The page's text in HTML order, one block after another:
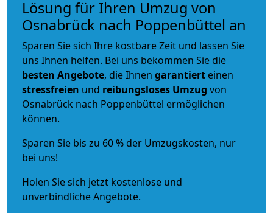
Lösung für Ihren Umzug von
Osnabrück nach Poppenbüttel an
Sparen Sie sich Ihre kostbare Zeit und lassen Sie
uns Ihnen helfen. Bei uns bekommen Sie die
besten Angebote, die Ihnen garantiert einen
stressfreien und reibungsloses Umzug von
Osnabrück nach Poppenbüttel ermöglichen
können.
Sparen Sie bis zu 60 % der Umzugskosten, nur
bei uns!
Holen Sie sich jetzt kostenlose und
unverbindliche Angebote.